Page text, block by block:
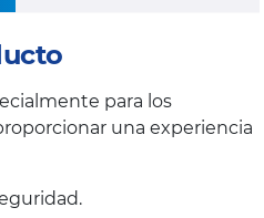
para los
una experiencia